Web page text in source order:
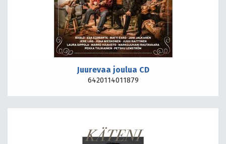
Juurevaa joulua CD
6420114011879